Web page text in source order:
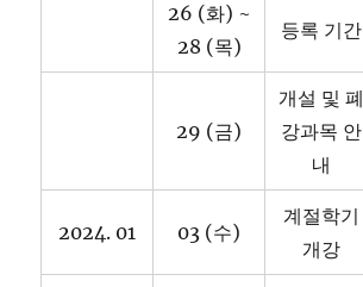
26 (화) ~
28 (목)
등록 기간
29 (금)
개설 및 폐
강과목 안
내
2024. 01 03 (수)
계절학기
개강